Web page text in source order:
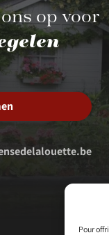
Pour
op voor